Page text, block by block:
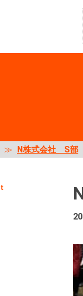
≫ N株式会社 S部